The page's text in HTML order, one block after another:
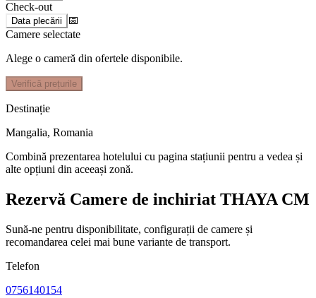
Check-out
Data plecării
📅
Camere selectate
Alege o cameră din ofertele disponibile.
Verifică prețurile
Destinație
Mangalia, Romania
Combină prezentarea hotelului cu pagina stațiunii pentru a vedea și
alte opțiuni din aceeași zonă.
Rezervă Camere de inchiriat THAYA CM
Sună-ne pentru disponibilitate, configurații de camere și
recomandarea celei mai bune variante de transport.
Telefon
0756140154